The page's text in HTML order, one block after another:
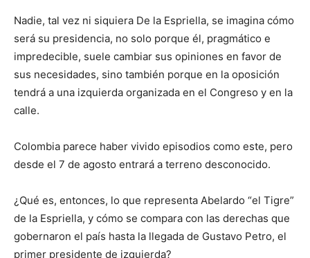
Nadie, tal vez ni siquiera De la Espriella, se imagina cómo
será su presidencia, no solo porque él, pragmático e
impredecible, suele cambiar sus opiniones en favor de
sus necesidades, sino también porque en la oposición
tendrá a una izquierda organizada en el Congreso y en la
calle.
Colombia parece haber vivido episodios como este, pero
desde el 7 de agosto entrará a terreno desconocido.
¿Qué es, entonces, lo que representa Abelardo “el Tigre”
de la Espriella, y cómo se compara con las derechas que
gobernaron el país hasta la llegada de Gustavo Petro, el
primer presidente de izquierda?